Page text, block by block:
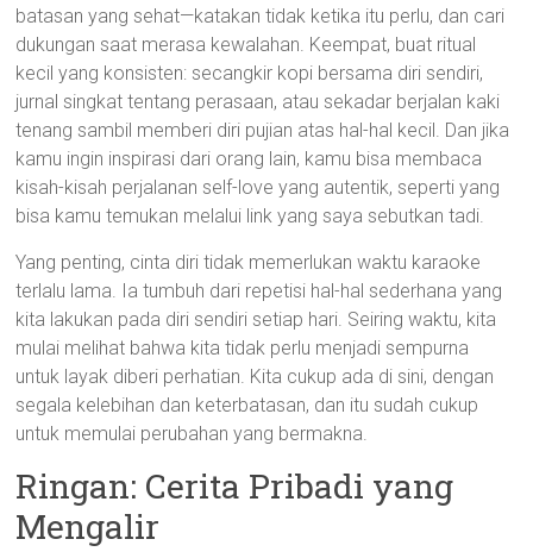
batasan yang sehat—katakan tidak ketika itu perlu, dan cari
dukungan saat merasa kewalahan. Keempat, buat ritual
kecil yang konsisten: secangkir kopi bersama diri sendiri,
jurnal singkat tentang perasaan, atau sekadar berjalan kaki
tenang sambil memberi diri pujian atas hal-hal kecil. Dan jika
kamu ingin inspirasi dari orang lain, kamu bisa membaca
kisah-kisah perjalanan self-love yang autentik, seperti yang
bisa kamu temukan melalui link yang saya sebutkan tadi.
Yang penting, cinta diri tidak memerlukan waktu karaoke
terlalu lama. Ia tumbuh dari repetisi hal-hal sederhana yang
kita lakukan pada diri sendiri setiap hari. Seiring waktu, kita
mulai melihat bahwa kita tidak perlu menjadi sempurna
untuk layak diberi perhatian. Kita cukup ada di sini, dengan
segala kelebihan dan keterbatasan, dan itu sudah cukup
untuk memulai perubahan yang bermakna.
Ringan: Cerita Pribadi yang
Mengalir